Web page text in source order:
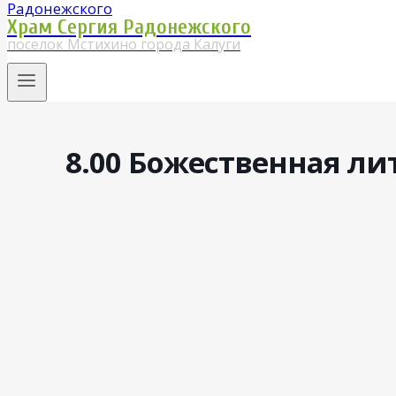
Храм Сергия Радонежского
поселок Мстихино города Калуги
8.00 Божественная